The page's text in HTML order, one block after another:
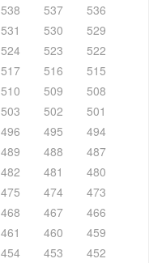
538 537
536
531 530
529
524 523
522
517 516
515
510 509
508
503 502
501
496 495
494
489 488
487
482 481
480
475 474
473
468 467
466
461 460
459
454 453
452